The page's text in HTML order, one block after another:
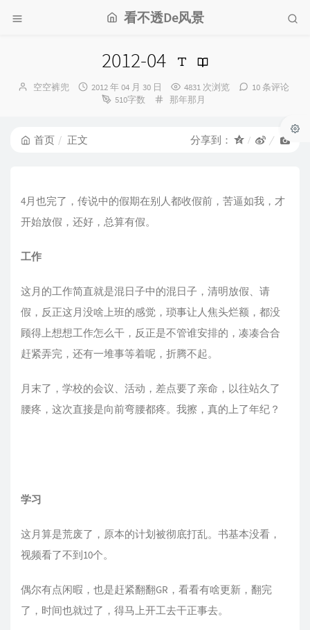
看不透De风景
2012-04
博
空空裤兜
发
2012 年 04 月 30 日 4831 次浏览
10 条评论
510字数
分
那年那月
首页 正文 分享到：
4月也完了，传说中的假期在别人都收假前，苦逼如我，才
开始放假，还好，总算有假。
工作
这月的工作简直就是混日子中的混日子，清明放假、请
假，反正这月没啥上班的感觉，琐事让人焦头烂额，都没
顾得上想想工作怎么干，反正是不管谁安排的，凑凑合合
赶紧弄完，还有一堆事等着呢，折腾不起。
月末了，学校的会议、活动，差点要了亲命，以往站久了
腰疼，这次直接是向前弯腰都疼。我擦，真的上了年纪？
学习
这月算是荒废了，原本的计划被彻底打乱。书基本没看，
视频看了不到10个。
偶尔有点闲暇，也是赶紧翻翻GR，看看有啥更新，翻完
了，时间也就过了，得马上开工去干正事去。